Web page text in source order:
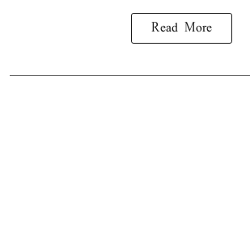
Read More